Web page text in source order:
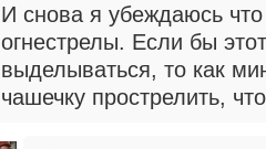
И снова я убеждаюсь
огнестрелы. Если бы
выделываться, то как
чашечку прострелить,